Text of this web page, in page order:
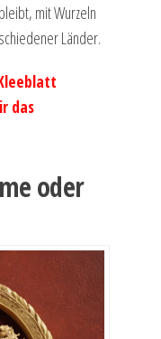
mit Wurzeln
Länder.
das
oder